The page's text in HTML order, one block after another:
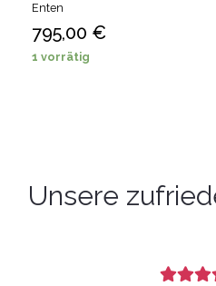
Enten
795,00 €
1 vorrätig
Unsere